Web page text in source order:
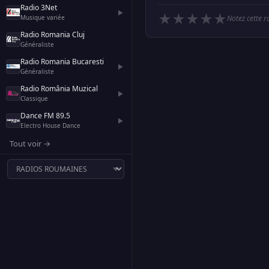
Radio 3Net
Musique variée
▶
Radio Romania Cluj
Généraliste
Radio Romania Bucaresti
Généraliste
▶
Radio România Muzical
Classique
▶
Dance FM 89.5
Electro House Dance
▶
Tout voir →
★ ★ ★ ★ ★Notez cette